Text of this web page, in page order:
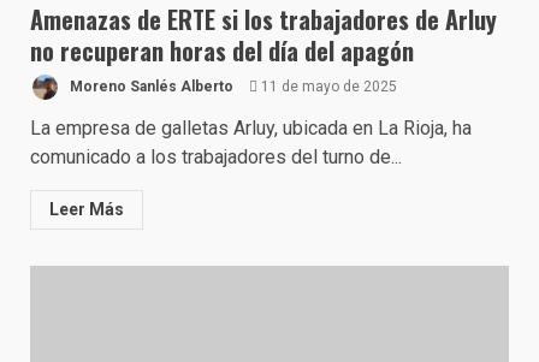
Amenazas de ERTE si los trabajadores de Arluy
no recuperan horas del día del apagón
Moreno Sanlés Alberto 11 de mayo de 2025
La empresa de galletas Arluy, ubicada en La Rioja, ha
comunicado a los trabajadores del turno de...
Leer Más